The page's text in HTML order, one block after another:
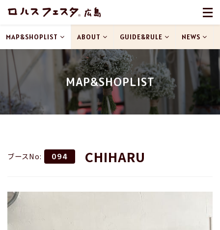
MAP&SHOPLIST
MAP&SHOPLIST ABOUT GUIDE&RULE NEWS
ブースNo: 094 CHIHARU